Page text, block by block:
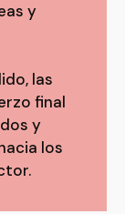
y
las
final
y
los